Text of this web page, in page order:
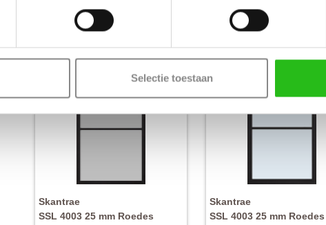
Selectie toestaan
Skantrae
SSL 4003 25 mm Roedes
Skantrae
SSL 4003 25 mm Roedes